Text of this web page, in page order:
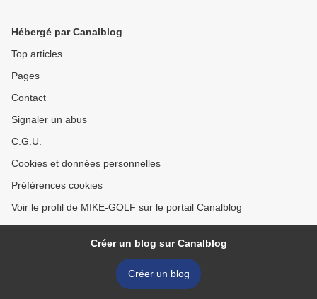
Hébergé par Canalblog
Top articles
Pages
Contact
Signaler un abus
C.G.U.
Cookies et données personnelles
Préférences cookies
Voir le profil de MIKE-GOLF sur le portail Canalblog
Créer un blog sur Canalblog
Créer un blog